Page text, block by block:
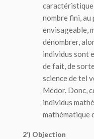
caractéristique
nombre fini, au
envisageable,
dénombrer,
individus sont
de fait, de
science de tel
Médor. Donc,
individus
mathématique
2’) Objection